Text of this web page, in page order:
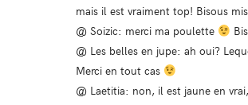
mais il est vraiment top! Bisous
@ Soizic: merci ma poulette
@ Les belles en jupe: ah oui?
Merci en tout cas
@ Laetitia: non, il est jaune en